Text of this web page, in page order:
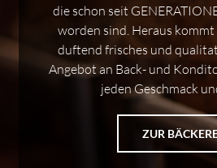
die schon seit
worden sind. Heraus
duftend frisches und
Angebot an Back- und
jeden Geschmack
ZUR